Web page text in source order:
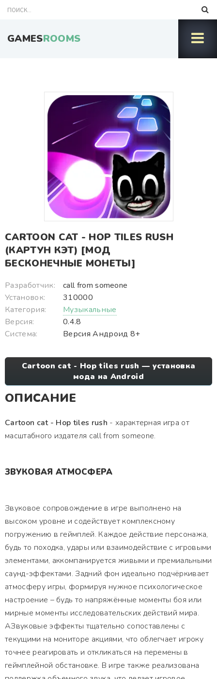
GAMESROOMS
CARTOON CAT - HOP TILES RUSH
(КАРТУН КЭТ) [МОД
БЕСКОНЕЧНЫЕ МОНЕТЫ]
Разработчик:
call from someone
Установок:
310000
Категория:
Музыкальные
Версия:
0.4.8
Система:
Версия Андроид 8+
Cartoon cat - Hop tiles rush — установка
мода на Android
ОПИСАНИЕ
Cartoon cat - Hop tiles rush - характерная игра от
масштабного издателя call from someone.
ЗВУКОВАЯ АТМОСФЕРА
Звуковое сопровождение в игре выполнено на
высоком уровне и содействует комплексному
погружению в геймплей. Каждое действие персонажа,
будь то походка, удары или взаимодействие с игровыми
элементами, аккомпанируется живыми и премиальными
саунд-эффектами. Задний фон идеально подчёркивает
атмосферу игры, формируя нужное психологическое
настроение – будь то напряжённые моменты боя или
мирные моменты исследовательских действий мира.
АЗвуковые эффекты тщательно сопоставлены с
текущими на мониторе акциями, что облегчает игроку
точнее реагировать и откликаться на перемены в
геймплейной обстановке. В игре также реализована